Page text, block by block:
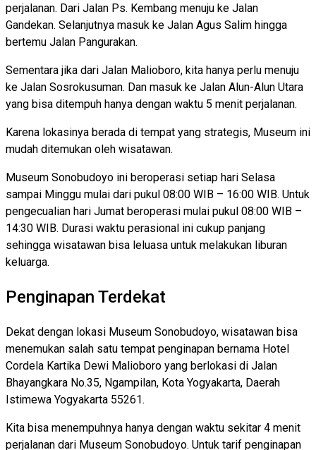
perjalanan. Dari Jalan Ps. Kembang menuju ke Jalan
Gandekan. Selanjutnya masuk ke Jalan Agus Salim hingga
bertemu Jalan Pangurakan.
Sementara jika dari Jalan Malioboro, kita hanya perlu menuju
ke Jalan Sosrokusuman. Dan masuk ke Jalan Alun-Alun Utara
yang bisa ditempuh hanya dengan waktu 5 menit perjalanan.
Karena lokasinya berada di tempat yang strategis, Museum ini
mudah ditemukan oleh wisatawan.
Museum Sonobudoyo ini beroperasi setiap hari Selasa
sampai Minggu mulai dari pukul 08:00 WIB – 16:00 WIB. Untuk
pengecualian hari Jumat beroperasi mulai pukul 08:00 WIB –
14:30 WIB. Durasi waktu perasional ini cukup panjang
sehingga wisatawan bisa leluasa untuk melakukan liburan
keluarga.
Penginapan Terdekat
Dekat dengan lokasi Museum Sonobudoyo, wisatawan bisa
menemukan salah satu tempat penginapan bernama Hotel
Cordela Kartika Dewi Malioboro yang berlokasi di Jalan
Bhayangkara No.35, Ngampilan, Kota Yogyakarta, Daerah
Istimewa Yogyakarta 55261.
Kita bisa menempuhnya hanya dengan waktu sekitar 4 menit
perjalanan dari Museum Sonobudoyo. Untuk tarif penginapan